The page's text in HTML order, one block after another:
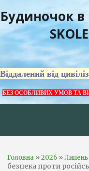
Будиночок в
Віддалений від
БЕЗ ОСОБЛИВИХ УМОВ ТА
Головна »2026 »Липень
безпека проти